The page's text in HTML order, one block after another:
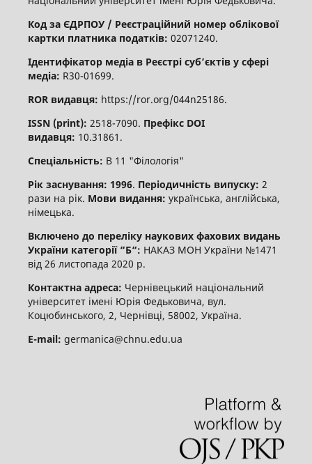
Код за ЄДРПОУ / Реєстраційний номер облікової
картки платника податків: 02071240.
Ідентифікатор медіа в Реєстрі суб’єктів у сфері
медіа: R30-01699.
ROR видавця: https://ror.org/044n25186.
ISSN (print): 2518-7090. Префікс DOI
видавця: 10.31861.
Спеціальність: В 11 "Філологія"
Рік заснування: 1996. Періодичність випуску: 2
рази на рік. Мови видання: українська, англійська,
німецька.
Включено до переліку наукових фахових видань
України категорії “Б“: НАКАЗ МОН України №1471
від 26 листопада 2020 р.
Контактна адреса: Чернівецький національний
університет імені Юрія Федьковича, вул.
Коцюбинського, 2, Чернівці, 58002, Україна.
E-mail: germanica@chnu.edu.ua